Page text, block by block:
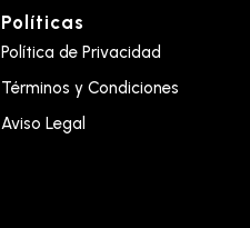
Políticas
Política de Privacidad
Términos y Condiciones
Aviso Legal